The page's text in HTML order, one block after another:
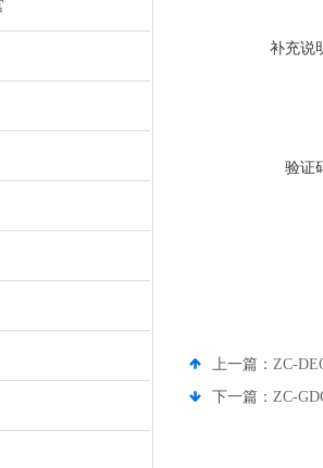
补充说
验证
上一篇： ZC-
下一篇： ZC-